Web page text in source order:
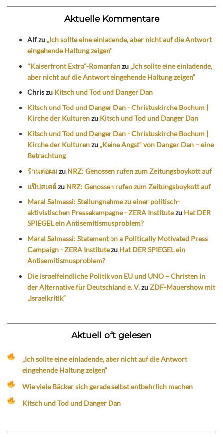
Aktuelle Kommentare
Alfzu „Ich sollte eine einladende, aber nicht auf die Antwort
eingehende Haltung zeigen“
"Kaiserfront Extra"-Romanfanzu „Ich sollte eine einladende,
aber nicht auf die Antwort eingehende Haltung zeigen“
Chriszu Kitsch und Tod und Danger Dan
Kitsch und Tod und Danger Dan - Christuskirche Bochum |
Kirche der Kulturenzu Kitsch und Tod und Danger Dan
Kitsch und Tod und Danger Dan - Christuskirche Bochum |
Kirche der Kulturenzu „Keine Angst“ von Danger Dan – eine
Betrachtung
ร้านต่อผมzu NRZ: Genossen rufen zum Zeitungsboykott auf
แป๊ปสเตย์zu NRZ: Genossen rufen zum Zeitungsboykott auf
Maral Salmassi: Stellungnahme zu einer politisch-
aktivistischen Pressekampagne - ZERA Institutezu Hat DER
SPIEGEL ein Antisemitismusproblem?
Maral Salmassi: Statement on a Politically Motivated Press
Campaign - ZERA Institutezu Hat DER SPIEGEL ein
Antisemitismusproblem?
Die israelfeindliche Politik von EU und UNO – Christen in
der Alternative für Deutschland e. V.zuZDF-Mauershow mit
„Israelkritik“
Aktuell oft gelesen
„Ich sollte eine einladende, aber nicht auf die Antwort
eingehende Haltung zeigen“
Wie viele Bäcker sich gerade selbst entbehrlich machen
Kitsch und Tod und Danger Dan